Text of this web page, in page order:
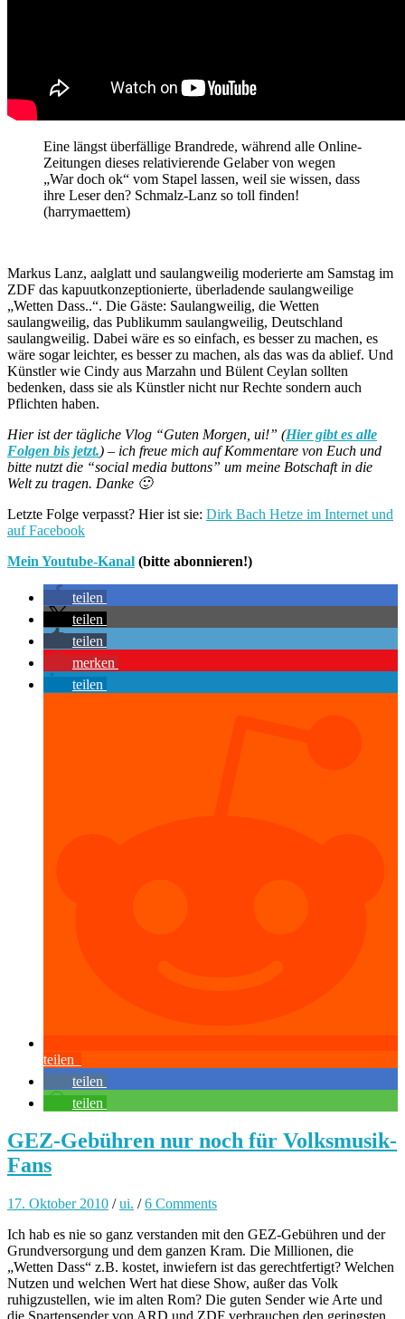
Eine längst überfällige Brandrede, während alle Online-
Zeitungen dieses relativierende Gelaber von wegen
„War doch ok“ vom Stapel lassen, weil sie wissen, dass
ihre Leser den? Schmalz-Lanz so toll finden!
(harrymaettem)
Markus Lanz, aalglatt und saulangweilig moderierte am Samstag im
ZDF das kapuutkonzeptionierte, überladende saulangweilige
„Wetten Dass..“. Die Gäste: Saulangweilig, die Wetten
saulangweilig, das Publikumm saulangweilig, Deutschland
saulangweilig. Dabei wäre es so einfach, es besser zu machen, es
wäre sogar leichter, es besser zu machen, als das was da ablief. Und
Künstler wie Cindy aus Marzahn und Bülent Ceylan sollten
bedenken, dass sie als Künstler nicht nur Rechte sondern auch
Pflichten haben.
Hier ist der tägliche Vlog “Guten Morgen, ui!” (Hier gibt es alle
Folgen bis jetzt.) – ich freue mich auf Kommentare von Euch und
bitte nutzt die “social media buttons” um meine Botschaft in die
Welt zu tragen. Danke 🙂
Letzte Folge verpasst? Hier ist sie: Dirk Bach Hetze im Internet und
auf Facebook
Mein Youtube-Kanal (bitte abonnieren!)
teilen
teilen
teilen
merken
teilen
teilen
teilen
teilen
GEZ-Gebühren nur noch für Volksmusik-
Fans
17. Oktober 2010 /ui. /6 Comments
Ich hab es nie so ganz verstanden mit den GEZ-Gebühren und der
Grundversorgung und dem ganzen Kram. Die Millionen, die
„Wetten Dass“ z.B. kostet, inwiefern ist das gerechtfertigt? Welchen
Nutzen und welchen Wert hat diese Show, außer das Volk
ruhigzustellen, wie im alten Rom? Die guten Sender wie Arte und